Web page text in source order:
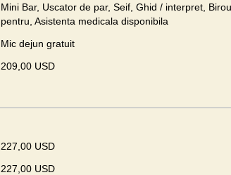
Mini Bar, Uscator de par, Seif, Ghid / interpret, Birou
pentru, Asistenta medicala disponibila
Mic dejun gratuit
209,00 USD
227,00 USD
227,00 USD